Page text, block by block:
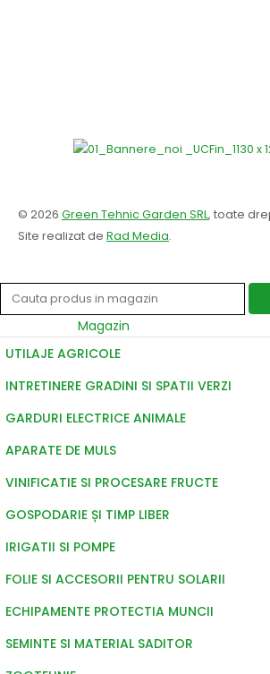
© 2026 Green Tehnic Garden SRL, toate
Site realizat de Rad Media.
Magazin
UTILAJE AGRICOLE
INTRETINERE GRADINI SI SPATII VERZI
GARDURI ELECTRICE ANIMALE
APARATE DE MULS
VINIFICATIE SI PROCESARE FRUCTE
GOSPODARIE ȘI TIMP LIBER
IRIGATII SI POMPE
FOLIE SI ACCESORII PENTRU SOLARII
ECHIPAMENTE PROTECTIA MUNCII
SEMINTE SI MATERIAL SADITOR